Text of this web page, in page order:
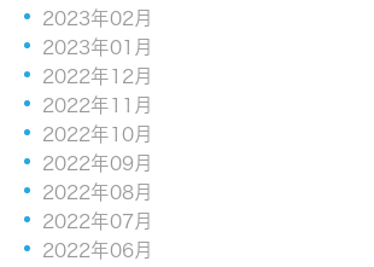
2023年02月
2023年01月
2022年12月
2022年11月
2022年10月
2022年09月
2022年08月
2022年07月
2022年06月